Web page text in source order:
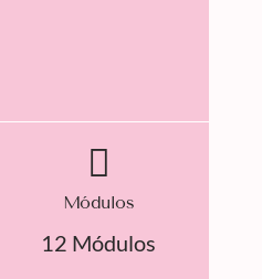
Módulos
12 Módulos